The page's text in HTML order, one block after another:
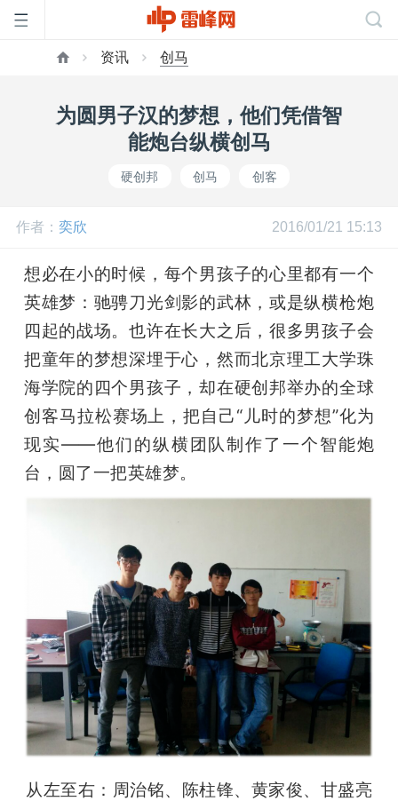
网
开
课
中
心
GAIR
资讯 创马
为圆男子汉的梦想，他们凭借智
能炮台纵横创马
硬创邦 创马 创客
作者： 奕欣 2016/01/21 15:13
想必在小的时候，每个男孩子的心里都有一个
英雄梦：驰骋刀光剑影的武林，或是纵横枪炮
四起的战场。也许在长大之后，很多男孩子会
把童年的梦想深埋于心，然而北京理工大学珠
海学院的四个男孩子，却在硬创邦举办的全球
创客马拉松赛场上，把自己“儿时的梦想”化为
现实——他们的纵横团队制作了一个智能炮
台，圆了一把英雄梦。
从左至右：周治铭、陈柱锋、黄家俊、甘盛亮